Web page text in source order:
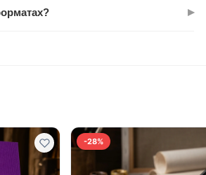
▸
-28%